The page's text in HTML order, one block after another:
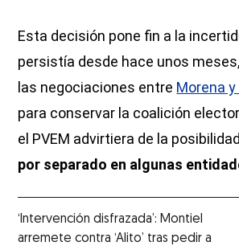
Esta decisión pone fin a la
persistía desde hace unos
las negociaciones entre Morena
para conservar la coalición
el PVEM advirtiera de la
por separado en algunas
‘Intervención disfrazada’: Montiel
arremete contra ‘Alito’ tras pedir a